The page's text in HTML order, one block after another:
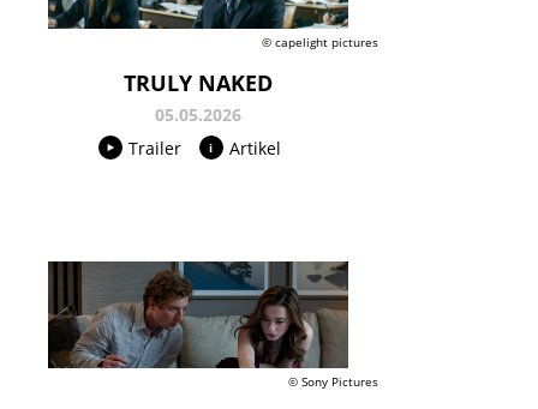
© capelight pictures
TRULY NAKED
05.05.2026
Trailer
Artikel
© Sony Pictures